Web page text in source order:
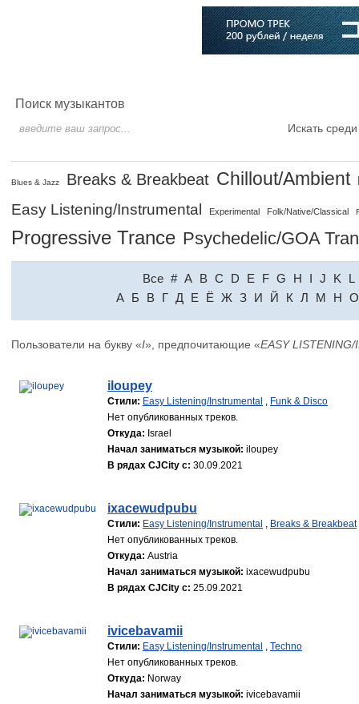
Поиск музыкантов
Искать
Blues & Jazz Breaks & Breakbeat Chillout/Ambient
Easy Listening/Instrumental Experimental Folk/Native/Classical
Progressive Trance Psychedelic/GOA
Все # A B C D E F G H I J K
L
A Б В Г Д Е Ё Ж З И Й К Л М Н О
Пользователи на букву «I», предпочитающие «EASY LISTENING/
iloupey
Стили: Easy Listening/Instrumental , Funk & Disco
Нет опубликованных треков.
Откуда: Israel
Начал заниматься музыкой: iloupey
В рядах CJCity с: 30.09.2021
ixacewudpubu
Стили: Easy Listening/Instrumental , Breaks & Breakbeat
Нет опубликованных треков.
Откуда: Austria
Начал заниматься музыкой: ixacewudpubu
В рядах CJCity с: 25.09.2021
ivicebavamii
Стили: Easy Listening/Instrumental , Techno
Нет опубликованных треков.
Откуда: Norway
Начал заниматься музыкой: ivicebavamii